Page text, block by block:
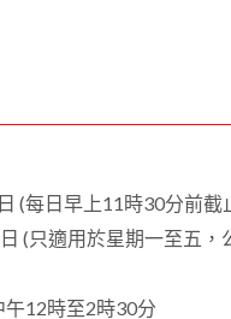
(每日早上11時30分前截
(只適用於星期一至五，
12時至2時30分